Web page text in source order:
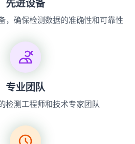
先进设备
，确保检测数据的准确性和可靠性
专业团队
检测工程师和技术专家团队